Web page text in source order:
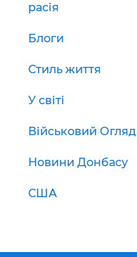
расія
Блоги
Стиль життя
У світі
Військовий Огляд
Новини Донбасу
США